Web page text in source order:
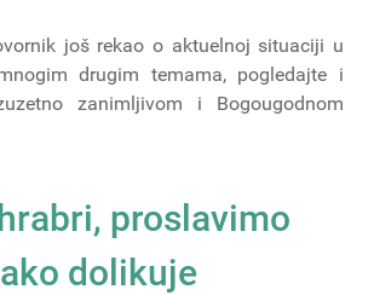
još rekao o aktuelnoj situaciji u
drugim temama, pogledajte i
zanimljivom i Bogougodnom
proslavimo
dolikuje